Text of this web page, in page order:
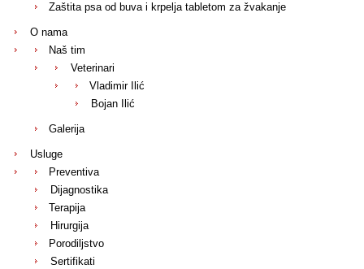
Zaštita psa od buva i krpelja tabletom za žvakanje
O nama
Naš tim
Veterinari
Vladimir Ilić
Bojan Ilić
Galerija
Usluge
Preventiva
Dijagnostika
Terapija
Hirurgija
Porodiljstvo
Sertifikati